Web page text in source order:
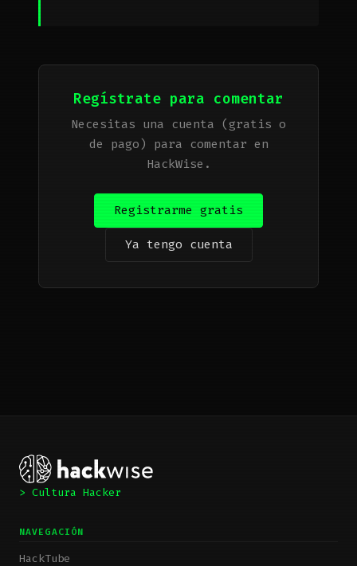
Regístrate para comentar
Necesitas una cuenta (gratis o
de pago) para comentar en
HackWise.
Registrarme gratis
Ya tengo cuenta
> Cultura Hacker
NAVEGACIÓN
HackTube